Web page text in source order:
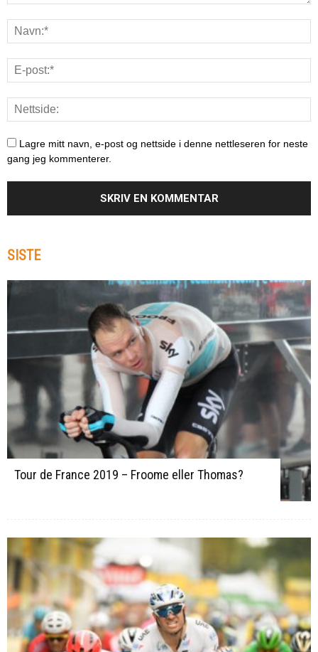
Lagre mitt navn, e-post og nettside i denne nettleseren for neste
gang jeg kommenterer.
SISTE
Tour de France 2019 – Froome eller Thomas?